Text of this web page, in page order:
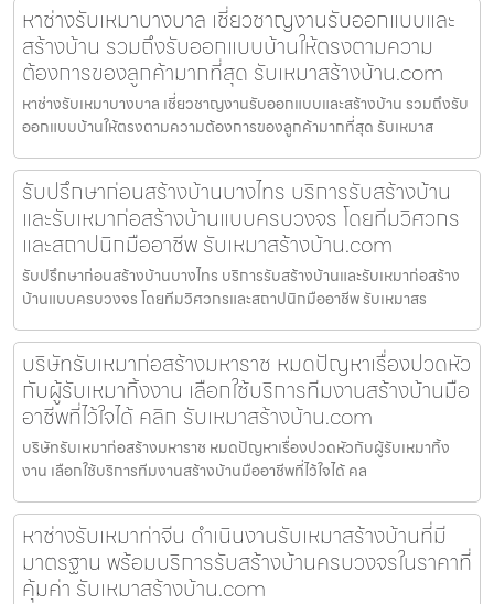
หาช่างรับเหมาบางบาล เชี่ยวชาญงานรับออกแบบและ
สร้างบ้าน รวมถึงรับออกแบบบ้านให้ตรงตามความ
ต้องการของลูกค้ามากที่สุด รับเหมาสร้างบ้าน.com
หาช่างรับเหมาบางบาล เชี่ยวชาญงานรับออกแบบและสร้างบ้าน รวมถึงรับ
ออกแบบบ้านให้ตรงตามความต้องการของลูกค้ามากที่สุด รับเหมาส
รับปรึกษาก่อนสร้างบ้านบางไทร บริการรับสร้างบ้าน
และรับเหมาก่อสร้างบ้านแบบครบวงจร โดยทีมวิศวกร
และสถาปนิกมืออาชีพ รับเหมาสร้างบ้าน.com
รับปรึกษาก่อนสร้างบ้านบางไทร บริการรับสร้างบ้านและรับเหมาก่อสร้าง
บ้านแบบครบวงจร โดยทีมวิศวกรและสถาปนิกมืออาชีพ รับเหมาสร
บริษัทรับเหมาก่อสร้างมหาราช หมดปัญหาเรื่องปวดหัว
กับผู้รับเหมาทิ้งงาน เลือกใช้บริการทีมงานสร้างบ้านมือ
อาชีพที่ไว้ใจได้ คลิก รับเหมาสร้างบ้าน.com
บริษัทรับเหมาก่อสร้างมหาราช หมดปัญหาเรื่องปวดหัวกับผู้รับเหมาทิ้ง
งาน เลือกใช้บริการทีมงานสร้างบ้านมืออาชีพที่ไว้ใจได้ คล
หาช่างรับเหมาท่าจีน ดำเนินงานรับเหมาสร้างบ้านที่มี
มาตรฐาน พร้อมบริการรับสร้างบ้านครบวงจรในราคาที่
คุ้มค่า รับเหมาสร้างบ้าน.com